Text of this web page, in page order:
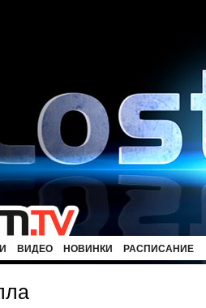
ВИДЕО НОВИНКИ РАСПИСАНИЕ